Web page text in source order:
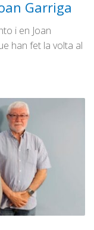
Garriga
i en Joan
han fet la volta al